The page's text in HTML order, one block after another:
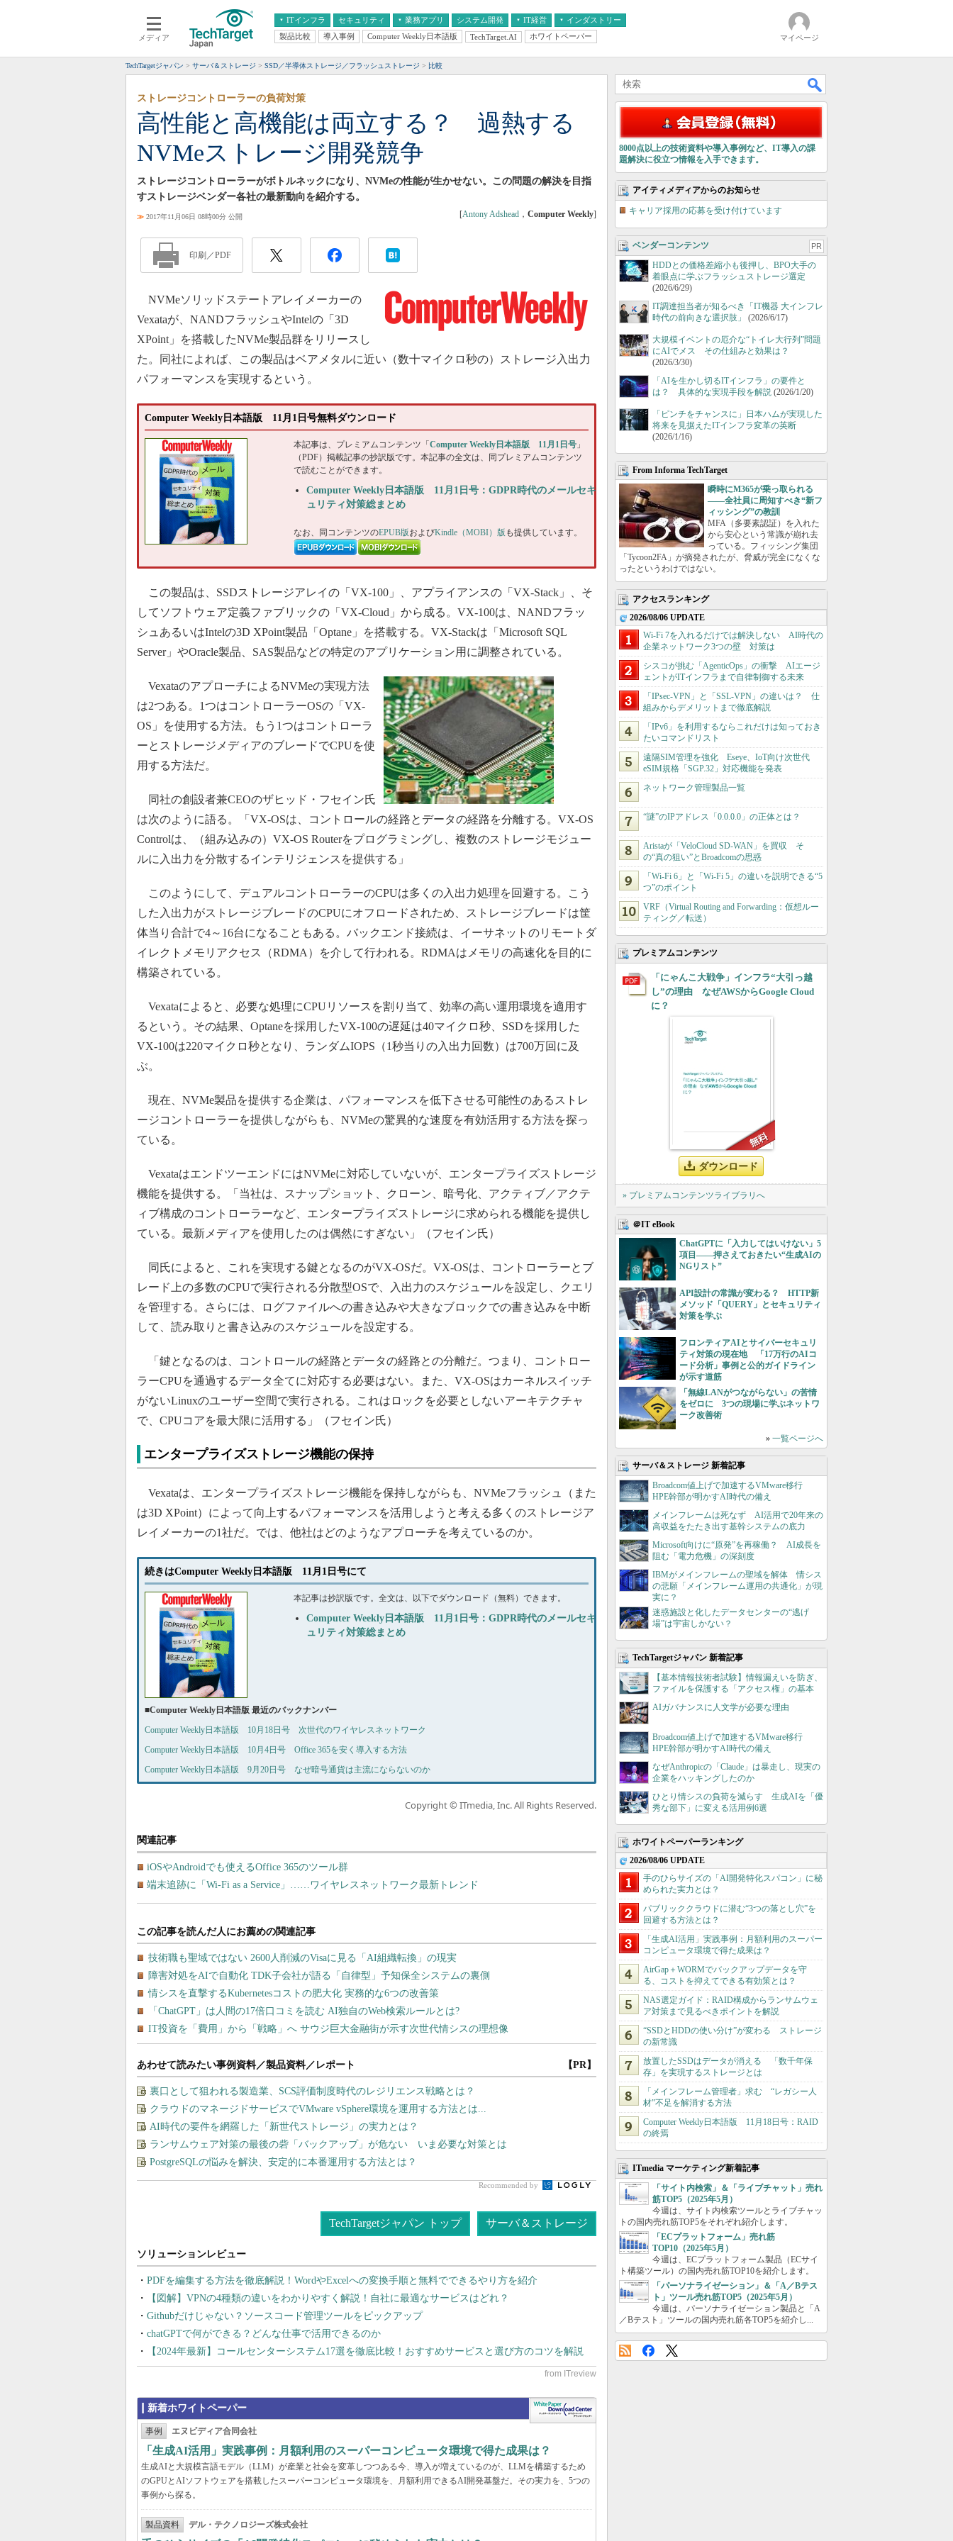
メディア
ITインフラ
クラウド
スマートモバイル
ネットワーク
システム運用管理
セキュリティ 業務アプリ
エンタープライズAI
ERP
CX
情報系システム
システム開発 IT経営
経営とIT
中堅・中小企業とIT
インダストリー
医療IT
教育IT
製品比較 導入事例 Computer Weekly日本語版 TechTarget.AI ホワイトペーパー マイページ
TechTargetジャパン サーバ＆ストレージ SSD／半導体ストレージ／フラッシュストレージ 比較
高性能と高機能は両立する？ 過熱する
NVMeストレージ開発競争
ストレージコントローラーの負荷対策
ストレージコントローラーがボトルネックになり、NVMeの性能が生かせない。この問題の解決を目指
すストレージベンダー各社の最新動向を紹介する。
≫ 2017年11月06日 08時00分 公開 [Antony Adshead ， Computer Weekly]
印刷／PDF
NVMeソリッドステートアレイメーカーの
Vexataが、NANDフラッシュやIntelの「3D
XPoint」を搭載したNVMe製品群をリリースし
た。同社によれば、この製品はベアメタルに近い（数十マイクロ秒の）ストレージ入出力
パフォーマンスを実現するという。
Computer Weekly日本語版 11月1日号無料ダウンロード
本記事は、プレミアムコンテンツ「 Computer Weekly日本語版 11月1日号 」
（PDF）掲載記事の抄訳版です。本記事の全文は、同プレミアムコンテンツ
で読むことができます。
Computer Weekly日本語版 11月1日号：GDPR時代のメールセキ
ュリティ対策総まとめ
なお、同コンテンツのEPUB版およびKindle（MOBI）版 も提供しています。
この製品は、SSDストレージアレイの「VX-100」、アプライアンスの「VX-Stack」、そ
してソフトウェア定義ファブリックの「VX-Cloud」から成る。VX-100は、NANDフラッ
シュあるいはIntelの3D XPoint製品「Optane」を搭載する。VX-Stackは「Microsoft SQL
Server」やOracle製品、SAS製品などの特定のアプリケーション用に調整されている。
VexataのアプローチによるNVMeの実現方法
は2つある。1つはコントローラーOSの「VX-
OS」を使用する方法。もう1つはコントローラ
ーとストレージメディアのブレードでCPUを使
用する方法だ。
同社の創設者兼CEOのザヒッド・フセイン氏
は次のように語る。「VX-OSは、コントロールの経路とデータの経路を分離する。VX-OS
Controlは、（組み込みの）VX-OS Routerをプログラミングし、複数のストレージモジュー
ルに入出力を分散するインテリジェンスを提供する」
このようにして、デュアルコントローラーのCPUは多くの入出力処理を回避する。こう
した入出力がストレージブレードのCPUにオフロードされため、ストレージブレードは筐
体当り合計で4～16台になることもある。バックエンド接続は、イーサネットのリモートダ
イレクトメモリアクセス（RDMA）を介して行われる。RDMAはメモリの高速化を目的に
構築されている。
Vexataによると、必要な処理にCPUリソースを割り当て、効率の高い運用環境を適用す
るという。その結果、Optaneを採用したVX-100の遅延は40マイクロ秒、SSDを採用した
VX-100は220マイクロ秒となり、ランダムIOPS（1秒当りの入出力回数）は700万回に及
ぶ。
現在、NVMe製品を提供する企業は、パフォーマンスを低下させる可能性のあるストレ
ージコントローラーを提供しながらも、NVMeの驚異的な速度を有効活用する方法を探っ
ている。
VexataはエンドツーエンドにはNVMeに対応していないが、エンタープライズストレージ
機能を提供する。「当社は、スナップショット、クローン、暗号化、アクティブ／アクテ
ィブ構成のコントローラーなど、エンタープライズストレージに求められる機能を提供し
ている。最新メディアを使用したのは偶然にすぎない」（フセイン氏）
同氏によると、これを実現する鍵となるのがVX-OSだ。VX-OSは、コントローラーとブ
レード上の多数のCPUで実行される分散型OSで、入出力のスケジュールを設定し、クエリ
を管理する。さらには、ログファイルへの書き込みや大きなブロックでの書き込みを中断
して、読み取りと書き込みのスケジュールを設定する。
「鍵となるのは、コントロールの経路とデータの経路との分離だ。つまり、コントロー
ラーCPUを通過するデータ全てに対応する必要はない。また、VX-OSはカーネルスイッチ
がないLinuxのユーザー空間で実行される。これはロックを必要としないアーキテクチャ
で、CPUコアを最大限に活用する」（フセイン氏）
エンタープライズストレージ機能の保持
Vexataは、エンタープライズストレージ機能を保持しながらも、NVMeフラッシュ（また
は3D XPoint）によって向上するパフォーマンスを活用しようと考える多くのストレージア
レイメーカーの1社だ。では、他社はどのようなアプローチを考えているのか。
続きはComputer Weekly日本語版 11月1日号にて
本記事は抄訳版です。全文は、以下でダウンロード（無料）できます。
Computer Weekly日本語版 11月1日号：GDPR時代のメールセキ
ュリティ対策総まとめ
■Computer Weekly日本語版 最近のバックナンバー
Computer Weekly日本語版 10月18日号 次世代のワイヤレスネットワーク
Computer Weekly日本語版 10月4日号 Office 365を安く導入する方法
Computer Weekly日本語版 9月20日号 なぜ暗号通貨は主流にならないのか
Copyright © ITmedia, Inc. All Rights Reserved.
関連記事
iOSやAndroidでも使えるOffice 365のツール群
端末追跡に「Wi-Fi as a Service」……ワイヤレスネットワーク最新トレンド
あわせて読みたい事例資料／製品資料／レポート 【PR】
裏口として狙われる製造業、SCS評価制度時代のレジリエンス戦略とは？
クラウドのマネージドサービスでVMware vSphere環境を運用する方法とは...
AI時代の要件を網羅した「新世代ストレージ」の実力とは？
ランサムウェア対策の最後の砦「バックアップ」が危ない いま必要な対策とは
PostgreSQLの悩みを解決、安定的に本番運用する方法とは？
Recommended by
TechTargetジャパン トップ サーバ＆ストレージ
PDFを編集する方法を徹底解説！WordやExcelへの変換手順と無料でできるやり方を紹介
【図解】VPNの4種類の違いをわかりやすく解説！自社に最適なサービスはどれ？
Githubだけじゃない？ソースコード管理ツールをピックアップ
chatGPTで何ができる？どんな仕事で活用できるのか
【2024年最新】コールセンターシステム17選を徹底比較！おすすめサービスと選び方のコツを解説
新着ホワイトペーパー
事例 エヌビディア合同会社
「生成AI活用」実践事例：月額利用のスーパーコンピュータ環境で得た成果は？
生成AIと大規模言語モデル（LLM）が産業と社会を変革しつつある今、導入が増えているのが、LLMを構築するため
のGPUとAIソフトウェアを搭載したスーパーコンピュータ環境を、月額利用できるAI開発基盤だ。その実力を、5つの
事例から探る。
製品資料 デル・テクノロジーズ株式会社
8000点以上の技術資料や導入事例など、IT導入の課
題解決に役立つ情報を入手できます。
アイティメディアからのお知らせ
キャリア採用の応募を受け付けています
ベンダーコンテンツ PR
HDDとの価格差縮小も後押し、BPO大手の
着眼点に学ぶフラッシュストレージ選定
(2026/6/29)
IT調達担当者が知るべき「IT機器 大インフレ
時代の前向きな選択肢」
(2026/6/17)
大規模イベントの厄介な“トイレ大行列”問題
にAIでメス その仕組みと効果は？
(2026/3/30)
「AIを生かし切るITインフラ」の要件と
は？ 具体的な実現手段を解説 (2026/1/20)
「ピンチをチャンスに」日本ハムが実現した
将来を見据えたITインフラ変革の英断
(2026/1/16)
From Informa TechTarget
瞬時にM365が乗っ取られる
――全社員に周知すべき“新フ
ィッシング”の教訓
MFA（多要素認証）を入れた
から安心という常識が崩れ去
っている。フィッシング集団
「Tycoon2FA」が摘発されたが、脅威が完全になくな
ったというわけではない。
アクセスランキング
2026/08/06 UPDATE
Wi-Fi 7を入れるだけでは解決しない AI時代の
企業ネットワーク3つの壁 対策は
シスコが挑む「AgenticOps」の衝撃 AIエージ
ェントがITインフラまで自律制御する未来
「IPsec-VPN」と「SSL-VPN」の違いは？ 仕
組みからデメリットまで徹底解説
「IPv6」を利用するならこれだけは知っておき
たいコマンドリスト
遠隔SIM管理を強化 Eseye、IoT向け次世代
eSIM規格「SGP.32」対応機能を発表
ネットワーク管理製品一覧
“謎”のIPアドレス「0.0.0.0」の正体とは？
Aristaが「VeloCloud SD-WAN」を買収 そ
の“真の狙い”とBroadcomの思惑
「Wi-Fi 6」と「Wi-Fi 5」の違いを説明できる“5
つ”のポイント
VRF（Virtual Routing and Forwarding：仮想ルー
ティング／転送）
プレミアムコンテンツ
「にゃんこ大戦争」インフラ“大引っ越
し”の理由 なぜAWSからGoogle Cloud
に？
ダウンロード
» プレミアムコンテンツライブラリへ
＠IT eBook
ChatGPTに「入力してはいけない」5
項目――押さえておきたい“生成AIの
NGリスト”
API設計の常識が変わる？ HTTP新
メソッド「QUERY」とセキュリティ
対策を学ぶ
フロンティアAIとサイバーセキュリ
ティ対策の現在地 「17万行のAIコ
ード分析」事例と公的ガイドライン
が示す道筋
「無線LANがつながらない」の苦情
をゼロに 3つの現場に学ぶネットワ
ーク改善術
» 一覧ページへ
サーバ＆ストレージ 新着記事
Broadcom値上げで加速するVMware移行
HPE幹部が明かすAI時代の備え
メインフレームは死なず AI活用で20年来の
高収益をたたき出す基幹システムの底力
Microsoft向けに“原発”を再稼働？ AI成長を
阻む「電力危機」の深刻度
IBMがメインフレームの聖域を解体 情シス
の悲願「メインフレーム運用の共通化」が現
実に？
迷惑施設と化したデータセンターの“逃げ
場”は宇宙しかない？
TechTargetジャパン 新着記事
【基本情報技術者試験】情報漏えいを防ぎ、
ファイルを保護する「アクセス権」の基本
AIガバナンスに人文学が必要な理由
Broadcom値上げで加速するVMware移行
HPE幹部が明かすAI時代の備え
なぜAnthropicの「Claude」は暴走し、現実の
企業をハッキングしたのか
ひとり情シスの負荷を減らす 生成AIを「優
秀な部下」に変える活用例6選
ホワイトペーパーランキング
2026/08/06 UPDATE
手のひらサイズの「AI開発特化スパコン」に秘
められた実力とは？
パブリッククラウドに潜む“3つの落とし穴”を
回避する方法とは？
「生成AI活用」実践事例：月額利用のスーパー
コンピュータ環境で得た成果は？
AirGap＋WORMでバックアップデータを守
る、コストを抑えてできる有効策とは？
NAS選定ガイド：RAID構成からランサムウェ
ア対策まで見るべきポイントを解説
“SSDとHDDの使い分け”が変わる ストレージ
の新常識
放置したSSDはデータが消える 「数千年保
存」を実現するストレージとは
「メインフレーム管理者」求む “レガシー人
材”不足を解消する方法
Computer Weekly日本語版 11月18日号：RAID
の終焉
ITmedia マーケティング新着記事
「サイト内検索」＆「ライブチャット」売れ
筋TOP5（2025年5月）
今週は、サイト内検索ツールとライブチャッ
トの国内売れ筋TOP5をそれぞれ紹介します。
「ECプラットフォーム」売れ筋
TOP10（2025年5月）
今週は、ECプラットフォーム製品（ECサイ
ト構築ツール）の国内売れ筋TOP10を紹介します。
「パーソナライゼーション」＆「A／Bテス
ト」ツール売れ筋TOP5（2025年5月）
今週は、パーソナライゼーション製品と「A
／Bテスト」ツールの国内売れ筋各TOP5を紹介し...